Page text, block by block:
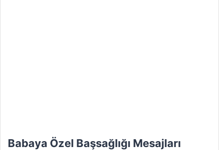
Babaya Özel Başsağlığı Mesajları